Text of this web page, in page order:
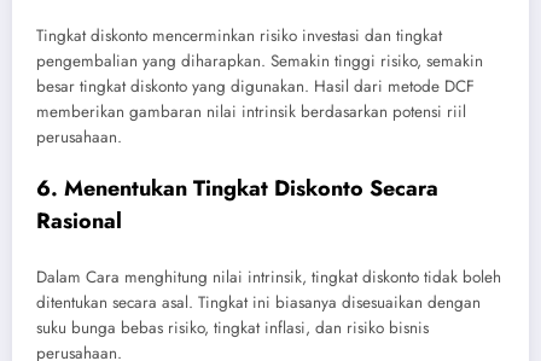
Tingkat diskonto mencerminkan risiko investasi dan tingkat
pengembalian yang diharapkan. Semakin tinggi risiko, semakin
besar tingkat diskonto yang digunakan. Hasil dari metode DCF
memberikan gambaran nilai intrinsik berdasarkan potensi riil
perusahaan.
6. Menentukan Tingkat Diskonto Secara
Rasional
Dalam Cara menghitung nilai intrinsik, tingkat diskonto tidak boleh
ditentukan secara asal. Tingkat ini biasanya disesuaikan dengan
suku bunga bebas risiko, tingkat inflasi, dan risiko bisnis
perusahaan.